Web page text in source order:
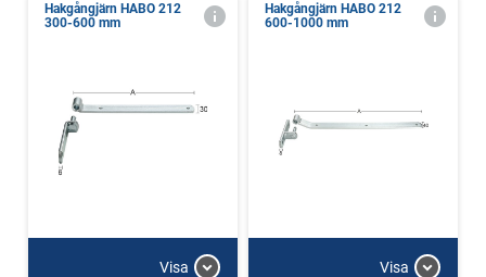
Hakgångjärn HABO 212
300-600 mm
Visa
Hakgångjärn HABO 212
600-1000 mm
Visa